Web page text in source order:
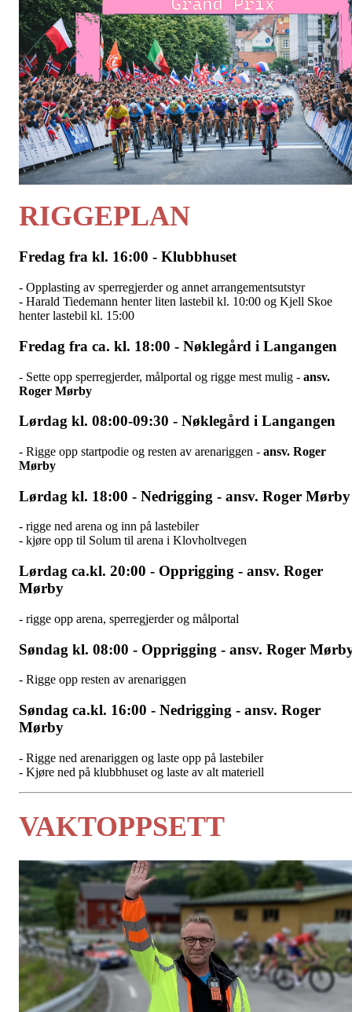
RIGGEPLAN
Fredag fra kl. 16:00 - Klubbhuset
- Opplasting av sperregjerder og annet arrangementsutstyr
- Harald Tiedemann henter liten lastebil kl. 10:00 og Kjell Skoe
henter lastebil kl. 15:00
Fredag fra ca. kl. 18:00 - Nøklegård i Langangen
- Sette opp sperregjerder, målportal og rigge mest mulig - ansv.
Roger Mørby
Lørdag kl. 08:00-09:30 - Nøklegård i Langangen
- Rigge opp startpodie og resten av arenariggen - ansv. Roger
Mørby
Lørdag kl. 18:00 - Nedrigging - ansv. Roger Mørby
- rigge ned arena og inn på lastebiler
- kjøre opp til Solum til arena i Klovholtvegen
Lørdag ca.kl. 20:00 - Opprigging - ansv. Roger
Mørby
- rigge opp arena, sperregjerder og målportal
Søndag kl. 08:00 - Opprigging - ansv. Roger
- Rigge opp resten av arenariggen
Søndag ca.kl. 16:00 - Nedrigging - ansv. Roger
Mørby
- Rigge ned arenariggen og laste opp på lastebiler
- Kjøre ned på klubbhuset og laste av alt materiell
VAKTOPPSETT